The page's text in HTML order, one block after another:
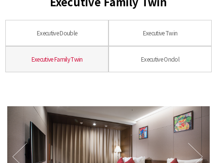
Executive Double Executive Twin
Executive Family Twin Executive Ondol